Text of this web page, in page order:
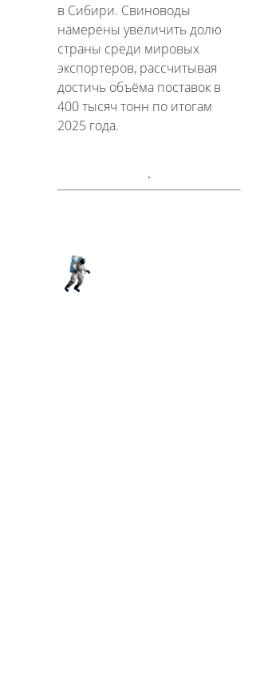
в Сибири. Свиноводы
намерены увеличить долю
страны среди мировых
экспортеров, рассчитывая
достичь объёма поставок в
400 тысяч тонн по итогам
2025 года.